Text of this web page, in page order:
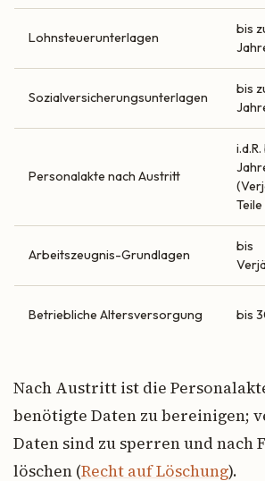
Lohnsteuerunterlagen
bis
Sozialversicherungsunterlagen
bis
Personalakte nach Austritt
Arbeitszeugnis-Grundlagen
bis
Betriebliche Altersversorgung bis
Nach Austritt ist die
benötigte Daten zu bereinigen;
Daten sind zu sperren und nach
löschen (Recht auf Löschung).